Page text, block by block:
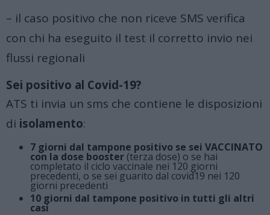
– il caso positivo che non riceve SMS verifica
con chi ha eseguito il test il corretto invio nei
flussi regionali
Sei positivo al Covid-19?
ATS ti invia un sms che contiene le disposizioni
di isolamento:
7 giorni dal tampone positivo se sei VACCINATO
con la dose booster (terza dose) o se hai
completato il ciclo vaccinale nei 120 giorni
precedenti, o se sei guarito dal covid19 nei 120
giorni precedenti
10 giorni dal tampone positivo in tutti gli altri
casi